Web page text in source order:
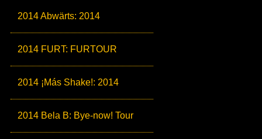
2014 Abwärts: 2014
2014 FURT: FURTOUR
2014 ¡Más Shake!: 2014
2014 Bela B: Bye-now! Tour